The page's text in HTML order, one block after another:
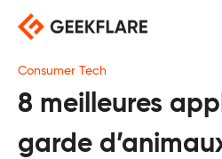
Skip
content
Consumer Tech
8 meilleures
garde